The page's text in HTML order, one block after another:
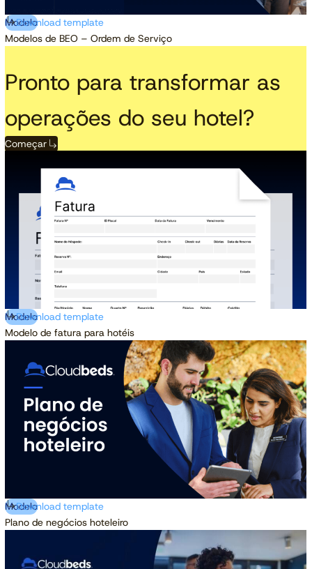
Modelo
Modelos de BEO – Ordem de Serviço
Download template
Pronto para transformar as
operações do seu hotel?
Começar
Modelo
Modelo de fatura para hotéis
Download template
Modelo
Plano de negócios hoteleiro
Download template